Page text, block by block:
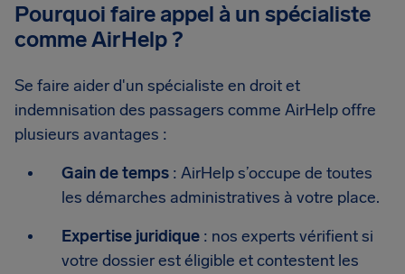
Pourquoi faire appel à un spécialiste
comme AirHelp ?
Se faire aider d'un spécialiste en droit et
indemnisation des passagers comme AirHelp offre
plusieurs avantages :
Gain de temps : AirHelp s’occupe de toutes
les démarches administratives à votre place.
Expertise juridique : nos experts vérifient si
votre dossier est éligible et contestent les